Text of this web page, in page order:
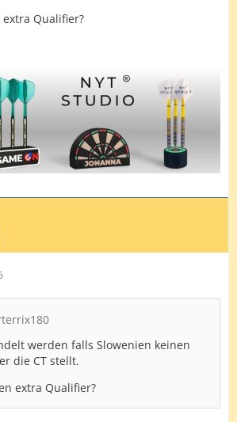
Qualifier?
werden falls Slowenien keinen
die CT stellt.
extra Qualifier?